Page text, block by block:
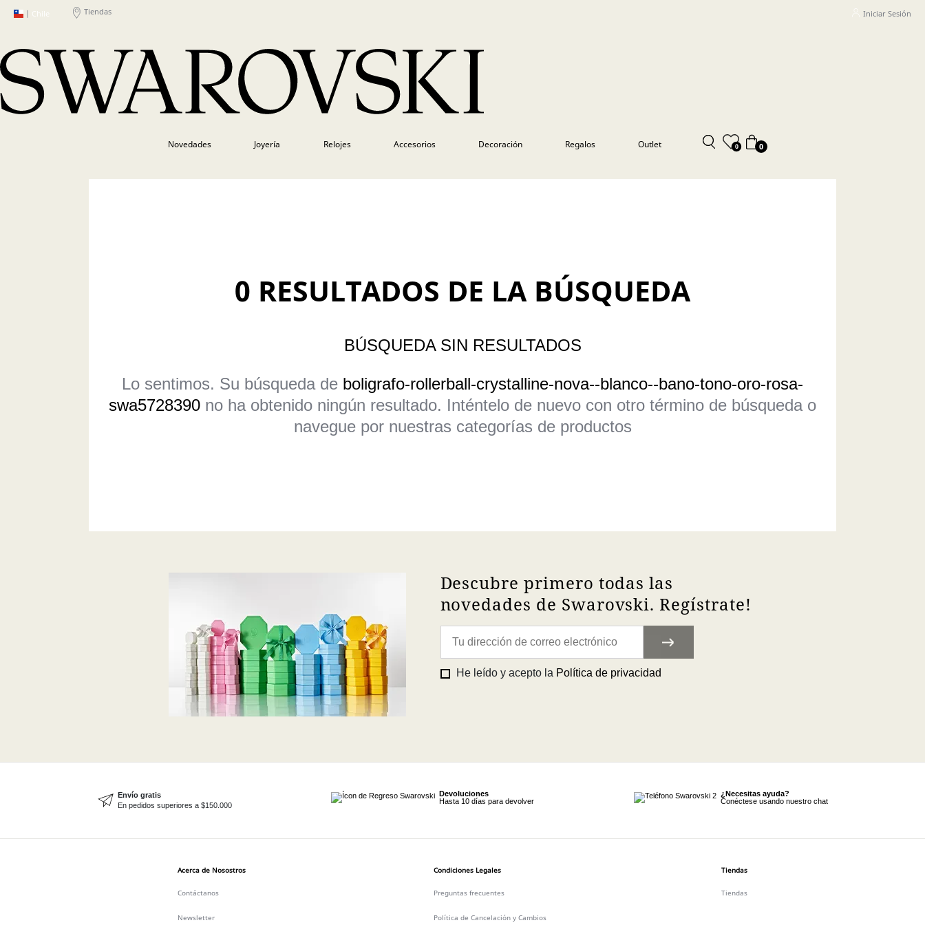
| Chile Tiendas Iniciar Sesión
Novedades Joyería Relojes Accesorios Decoración Regalos Outlet 0 0
0 RESULTADOS DE LA BÚSQUEDA
BÚSQUEDA SIN RESULTADOS
Lo sentimos. Su búsqueda de boligrafo-rollerball-crystalline-nova--blanco--bano-tono-oro-rosa-
swa5728390 no ha obtenido ningún resultado. Inténtelo de nuevo con otro término de búsqueda o
navegue por nuestras categorías de productos
Descubre primero todas las
novedades de Swarovski. Regístrate!
He leído y acepto la Política de privacidad
Envío gratis
En pedidos superiores a $150.000
Devoluciones
Hasta 10 días para devolver
¿Necesitas ayuda?
Conéctese usando nuestro chat
Acerca de Nosostros
Contáctanos
Newsletter
Condiciones Legales
Preguntas frecuentes
Política de Cancelación y Cambios
Tiendas
Tiendas